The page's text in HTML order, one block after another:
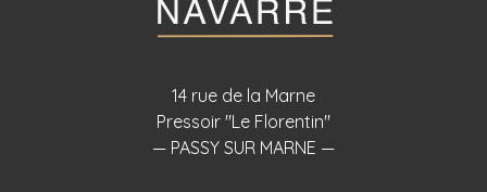
14 rue de la Marne
Pressoir "Le Florentin"
— PASSY SUR MARNE —